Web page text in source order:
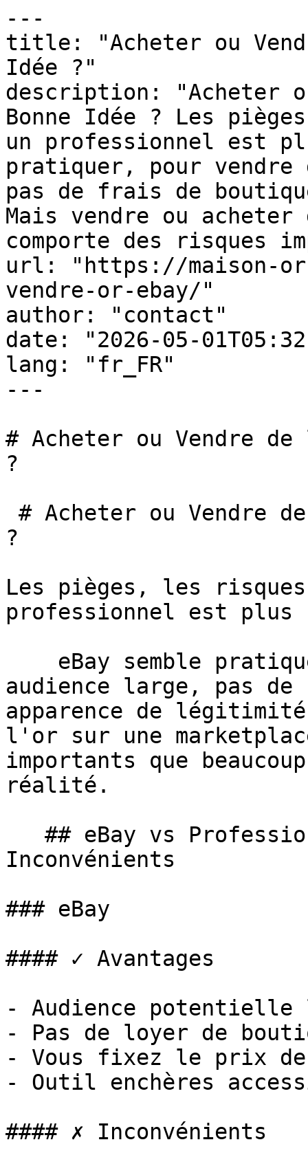
---
title: "Acheter ou
Idée ?"
description: "Acheter
Bonne Idée ? Les
un professionnel est
pratiquer, pour
pas de frais de
Mais vendre ou
comporte des risques
url: "https://maison-
vendre-or-ebay/"
author: "contact"
date: "2026-05-
lang: "fr_FR"
---
# Acheter ou Vendre
?
?
Les pièges, les
professionnel est plus
audience large, pas
apparence de
l'or sur une
importants que
réalité.
Inconvénients
### eBay
#### ✓ Avantages
- Audience potentielle
- Pas de loyer de
- Vous fixez le prix
- Outil enchères
#### ✗ Inconvénients